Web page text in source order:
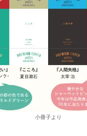
小冊子より